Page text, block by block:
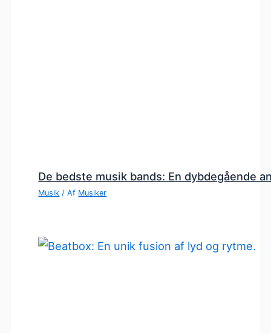
De bedste musik bands: En dybdegående
Musik / Af Musiker